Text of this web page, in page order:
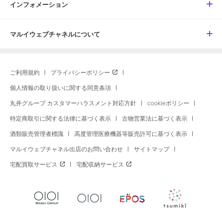
インフォメーション
マルイウェブチャネルについて
ご利用規約 プライバシーポリシー
個人情報の取り扱いに関する同意条項
丸井グループ カスタマーハラスメント対応方針 cookieポリシー
特定商取引に関する法律に基づく表示 古物営業法に基づく表示
酒類販売管理者標識 高度管理医療機器等販売許可に基づく表示
マルイウェブチャネル出店のお問い合わせ サイトマップ
宅配買取サービス 宅配収納サービス